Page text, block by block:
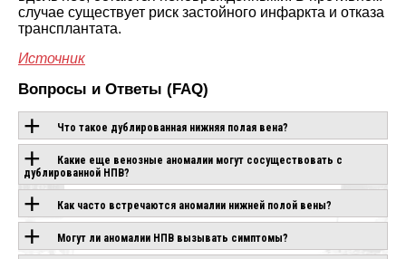
случае существует риск застойного инфаркта и отказа
трансплантата.
Источник
Вопросы и Ответы (FAQ)
Что такое дублированная нижняя полая вена?
Какие еще венозные аномалии могут сосуществовать с
дублированной НПВ?
Как часто встречаются аномалии нижней полой вены?
Могут ли аномалии НПВ вызывать симптомы?
ОБОРУДОВАНИЕ С
ЭТОЙ